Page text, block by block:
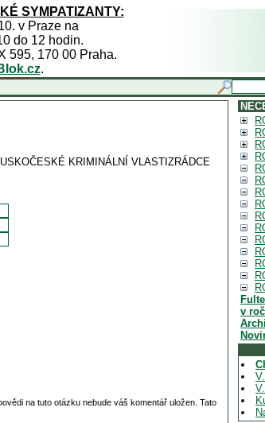
SYMPATIZANTY:
v Praze na
do 12 hodin.
595, 170 00 Praha.
.
KRIMINÁLNÍ VLASTIZRÁDCE
na tuto otázku nebude váš komentář uložen. Tato
v